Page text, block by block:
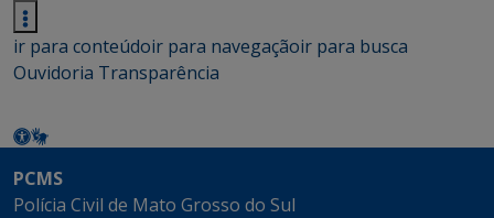
ir para conteúdoir para navegaçãoir para busca
Ouvidoria Transparência
PCMS
Polícia Civil de Mato Grosso do Sul